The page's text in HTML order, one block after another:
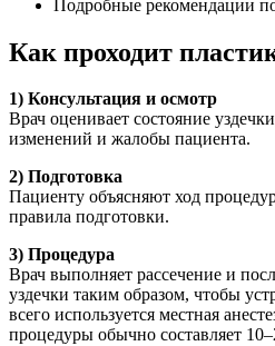
Подробные рекомендации
Как проходит
1) Консультация и осмотр
Врач оценивает состояние
изменений и жалобы пациента.
2) Подготовка
Пациенту объясняют ход
правила подготовки.
3) Процедура
Врач выполняет рассечение и
уздечки таким образом, чтобы
всего используется местная
процедуры обычно составляет